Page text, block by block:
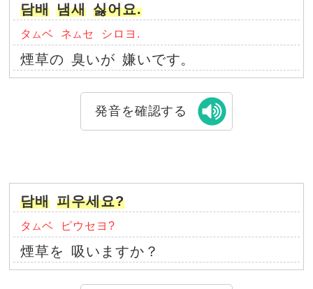
담배 냄새 싫어요.
タ ムベ ネ ム セ シロヨ.
煙草の 臭いが 嫌いです。
発音を確認する
담배 피우세요?
タ ムベ ピウセヨ?
煙草を 吸いますか？